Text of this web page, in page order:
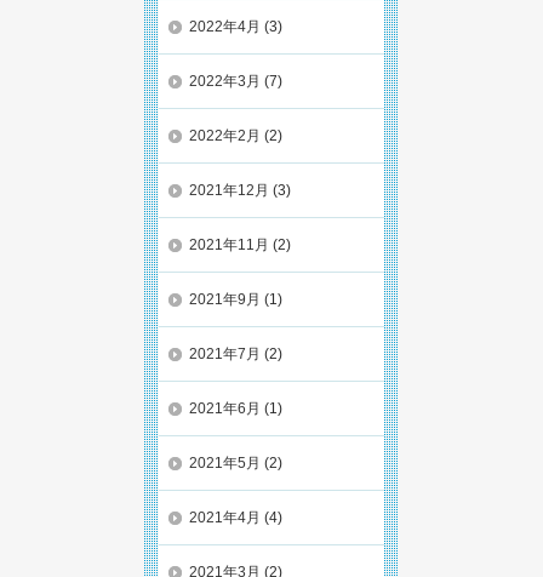
2022年4月 (3)
2022年3月 (7)
2022年2月 (2)
2021年12月 (3)
2021年11月 (2)
2021年9月 (1)
2021年7月 (2)
2021年6月 (1)
2021年5月 (2)
2021年4月 (4)
2021年3月 (2)